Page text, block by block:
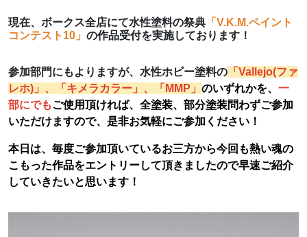
現在、ボークス全店にて水性塗料の祭典 「V.K.M.ペイント
コンテスト10」 の作品受付を実施しております！
参加部門にもよりますが、水性ホビー塗料の 「Vallejo(ファ
レホ)」、「キメラカラー」、「MMP」 のいずれかを、 一
部にでもご使用頂ければ、全塗装、部分塗装問わずご参加
いただけますので、是非お気軽にご参加ください！
本日は、毎度ご参加頂いているお三方から今回も熱い魂の
こもった作品をエントリーして頂きましたので早速ご紹介
していきたいと思います！